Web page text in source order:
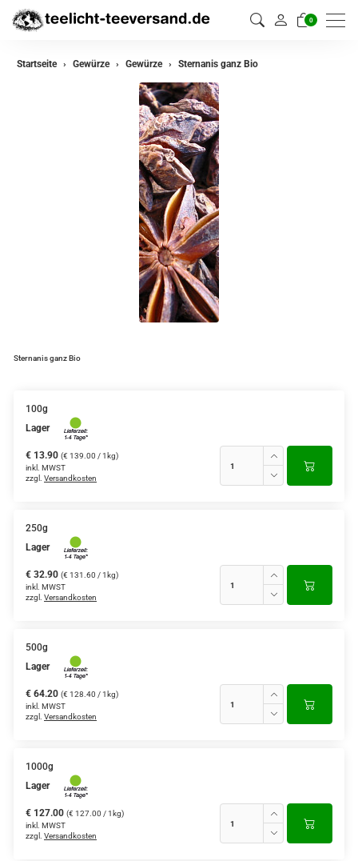
0
zurück
Startseite Gewürze Gewürze Sternanis ganz Bio
Sternanis ganz Bio
100g
Lager
€ 13.90 (€ 139.00 / 1kg)
inkl. MWST
zzgl. Versandkosten
250g
Lager
€ 32.90 (€ 131.60 / 1kg)
inkl. MWST
zzgl. Versandkosten
500g
Lager
€ 64.20 (€ 128.40 / 1kg)
inkl. MWST
zzgl. Versandkosten
1000g
Lager
€ 127.00 (€ 127.00 / 1kg)
inkl. MWST
zzgl. Versandkosten